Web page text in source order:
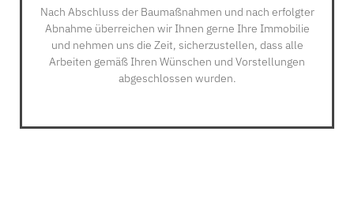
Nach Abschluss der Baumaßnahmen und nach erfolgter
Abnahme überreichen wir Ihnen gerne Ihre Immobilie
und nehmen uns die Zeit, sicherzustellen, dass alle
Arbeiten gemäß Ihren Wünschen und Vorstellungen
abgeschlossen wurden.